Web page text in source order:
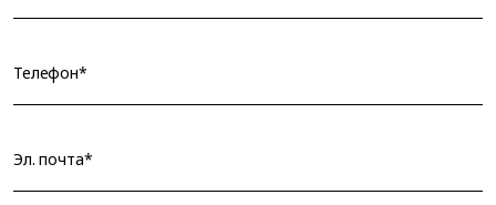
Телефон*
Эл. почта*